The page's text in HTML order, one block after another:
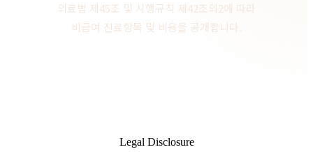
의료법 제45조 및 시행규칙 제42조의2에 따라
비급여 진료항목 및 비용을 공개합니다.
Legal Disclosure